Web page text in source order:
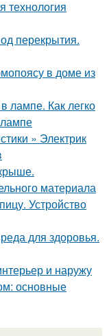
технология
перекрытия.
в доме из
лампе. Как легко
» Электрик
материала
Устройство
для здоровья.
и наружу
основные